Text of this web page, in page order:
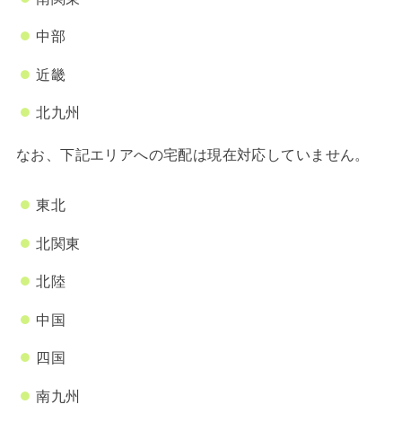
中部
近畿
北九州
なお、下記エリアへの宅配は現在対応していません。
東北
北関東
北陸
中国
四国
南九州